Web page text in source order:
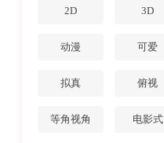
2D 3D
动漫 可爱
拟真 俯视
等角视角 电影式